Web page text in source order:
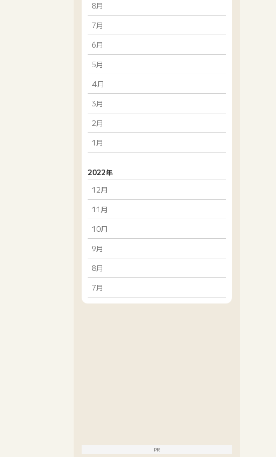
8月
7月
6月
5月
4月
3月
2月
1月
2022年
12月
11月
10月
9月
8月
7月
PR